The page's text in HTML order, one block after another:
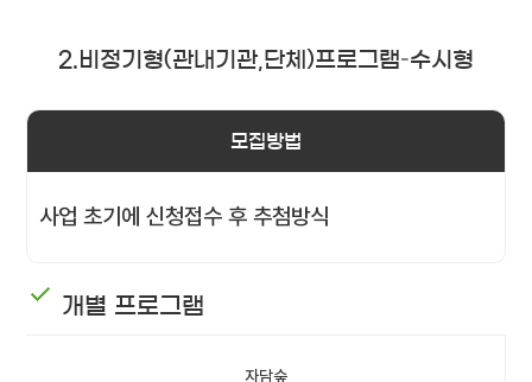
2.비정기형(관내기관,단체)프로그램–수시형
모집방법
사업 초기에 신청접수 후 추첨방식
개별 프로그램
자담숲